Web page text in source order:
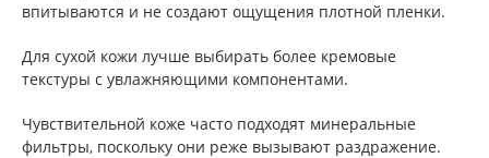
впитываются и не создают ощущения плотной пленки.
Для сухой кожи лучше выбирать более кремовые
текстуры с увлажняющими компонентами.
Чувствительной коже часто подходят минеральные
фильтры, поскольку они реже вызывают раздражение.